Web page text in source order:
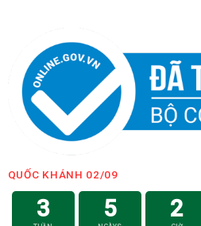
QUỐC KHÁNH 02/09
3 5 2